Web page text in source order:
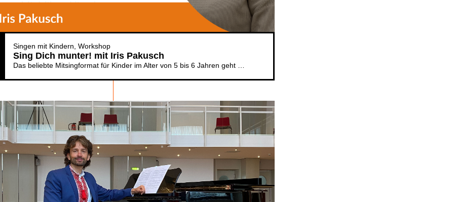
Singen mit Kindern Workshop
Sing Dich munter! mit Iris Pakusch
Das beliebte Mitsingformat für Kinder im Alter von 5 bis 6 Jahren geht weiter